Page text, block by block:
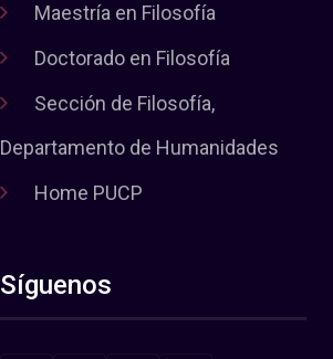
Maestría en Filosofía
Doctorado en Filosofía
Sección de Filosofía,
Departamento de Humanidades
Home PUCP
Síguenos